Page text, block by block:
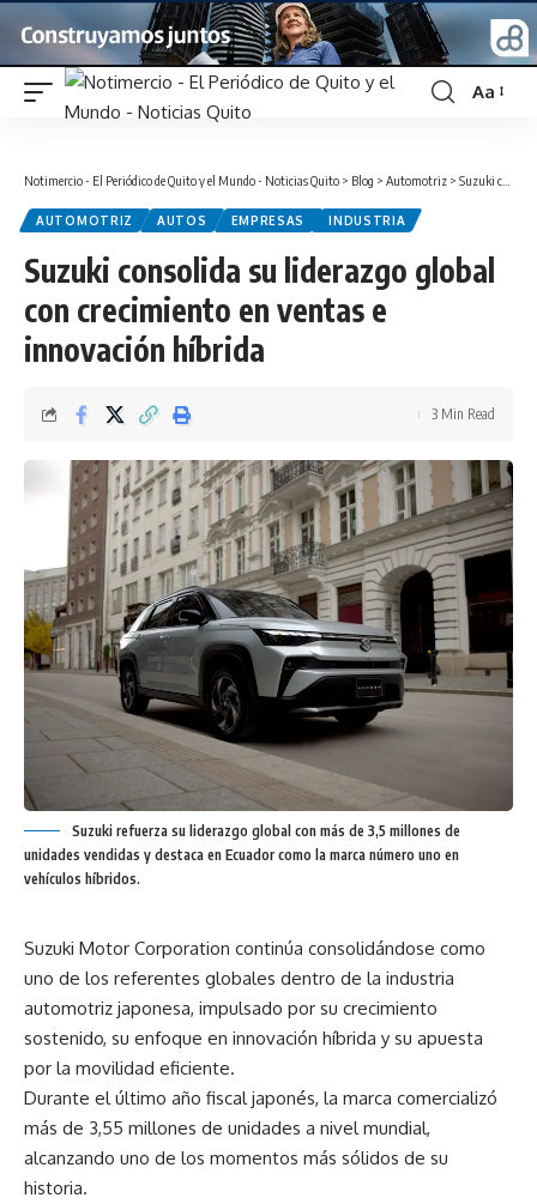
Font
Aa
Notimercio - El Periódico de Quito y el Mundo - Noticias Quito > Blog > Automotriz > Suzuki consolida su liderazgo global con crecimiento en ventas e innovación híbrida
AUTOMOTRIZ AUTOS EMPRESAS INDUSTRIA
Suzuki consolida su liderazgo global
con crecimiento en ventas e
innovación híbrida
3 Min Read
Suzuki refuerza su liderazgo global con más de 3,5 millones de
unidades vendidas y destaca en Ecuador como la marca número uno en
vehículos híbridos.
Suzuki Motor Corporation continúa consolidándose como
uno de los referentes globales dentro de la industria
automotriz japonesa, impulsado por su crecimiento
sostenido, su enfoque en innovación híbrida y su apuesta
por la movilidad eficiente.
Durante el último año fiscal japonés, la marca comercializó
más de 3,55 millones de unidades a nivel mundial,
alcanzando uno de los momentos más sólidos de su
historia.